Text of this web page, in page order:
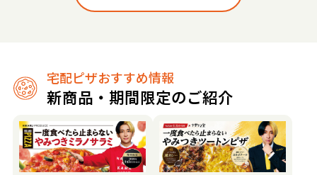
宅配ピザおすすめ情報
新商品・期間限定のご紹介